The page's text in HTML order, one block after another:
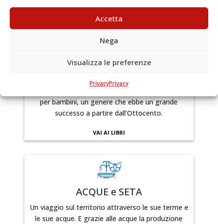
Accetta
Nega
Visualizza le preferenze
PrivacyPrivacy
INFANZIA
Come trascorrevano i piccoli principi le loro
per bambini, un genere che ebbe un grande
successo a partire dall’Ottocento.
VAI AI LIBRI
ACQUE e SETA
Un viaggio sul territorio attraverso le sue terme e
le sue acque. E grazie alle acque la produzione